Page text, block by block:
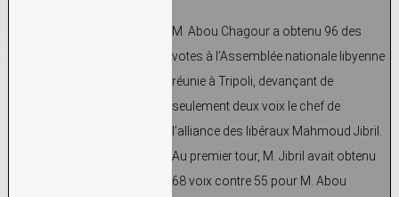
M. Abou Chagour a obtenu 96 des
votes à l’Assemblée nationale libyenne
réunie à Tripoli, devançant de
seulement deux voix le chef de
l’alliance des libéraux Mahmoud Jibril.
Au premier tour, M. Jibril avait obtenu
68 voix contre 55 pour M. Abou